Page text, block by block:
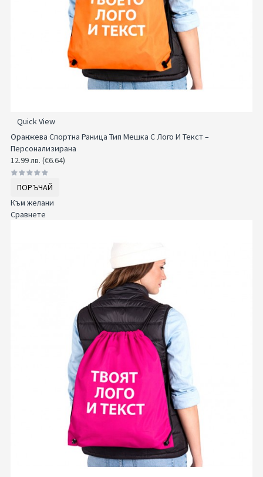
Quick View
Оранжева Спортна Раница Тип Мешка С Лого И Текст –
Персонализирана
12.99 лв. (€6.64)
ПОРЪЧАЙ
Към желани
Сравнете